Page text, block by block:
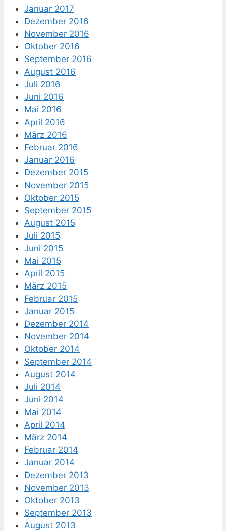
Januar 2017
Dezember 2016
November 2016
Oktober 2016
September 2016
August 2016
Juli 2016
Juni 2016
Mai 2016
April 2016
März 2016
Februar 2016
Januar 2016
Dezember 2015
November 2015
Oktober 2015
September 2015
August 2015
Juli 2015
Juni 2015
Mai 2015
April 2015
März 2015
Februar 2015
Januar 2015
Dezember 2014
November 2014
Oktober 2014
September 2014
August 2014
Juli 2014
Juni 2014
Mai 2014
April 2014
März 2014
Februar 2014
Januar 2014
Dezember 2013
November 2013
Oktober 2013
September 2013
August 2013